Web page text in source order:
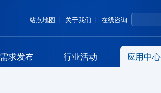
站点地图 关于我们 在线咨询
需求发布 行业活动 应用中心